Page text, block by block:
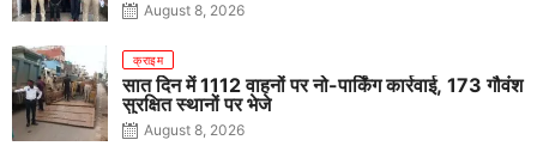
August 8, 2026
क्राइम
सात दिन में 1112 वाहनों पर नो-पार्किंग कार्रवाई, 173 गौवंश
सुरक्षित स्थानों पर भेजे
August 8, 2026